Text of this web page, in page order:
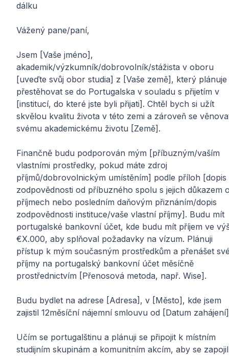
dálku
Vážený pane/paní,
Jsem [Vaše jméno],
akademik/výzkumník/dobrovolník/stážista v oboru
[uveďte svůj obor studia] z [Vaše země], který plánuje
přestěhovat se do Portugalska v souladu s přijetím v
[institucí, do které jste byli přijati]. Chtěl bych si užít
skvělou kvalitu života v této zemi a zároveň se
svému akademickému životu [Země].
Finančně budu podporován mým [příbuzným/vaším
vlastními prostředky, pokud máte zdroj
příjmů/dobrovolnickým umístěním] podle příloh [dopis
zodpovědnosti od příbuzného spolu s jejich důkazem
příjmech nebo posledním daňovým přiznáním/dopis
zodpovědnosti instituce/vaše vlastní příjmy]. Budu mít
portugalské bankovní účet, kde budu mít příjem ve
€X.000, aby splňoval požadavky na vízum. Plánuji
přístup k mým současným prostředkům a přenášet
příjmy na portugalský bankovní účet měsíčně
prostřednictvím [Přenosová metoda, např. Wise].
Budu bydlet na adrese [Adresa], v [Město], kde jsem
zajistil 12měsíční nájemní smlouvu od [Datum
Učím se portugalštinu a plánuji se připojit k místním
studijním skupinám a komunitním akcím, aby se zapojil